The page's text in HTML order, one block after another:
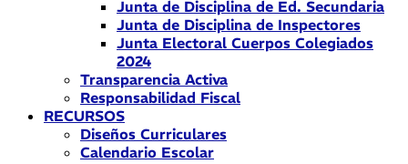
Junta de Disciplina de Ed. Secundaria
Junta de Disciplina de Inspectores
Junta Electoral Cuerpos Colegiados
2024
Transparencia Activa
Responsabilidad Fiscal
RECURSOS
Diseños Curriculares
Calendario Escolar